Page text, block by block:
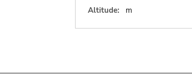
Altitude:
m